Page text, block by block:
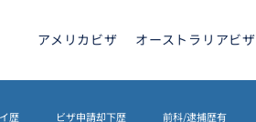
アメリカビザ オーストラリアビザ
歴 ビザ申請却下歴 前科/逮捕歴有